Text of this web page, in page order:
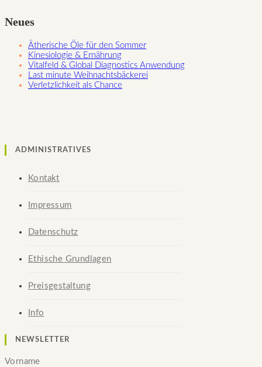
Neues
Ätherische Öle für den Sommer
Kinesiologie & Ernährung
Vitalfeld & Global Diagnostics Anwendung
Last minute Weihnachtsbäckerei
Verletzlichkeit als Chance
ADMINISTRATIVES
Kontakt
Impressum
Datenschutz
Ethische Grundlagen
Preisgestaltung
Info
NEWSLETTER
Vorname